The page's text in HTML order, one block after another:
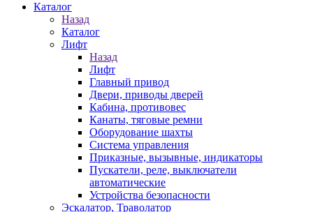
Каталог
Назад
Каталог
Лифт
Назад
Лифт
Главный привод
Двери, приводы дверей
Кабина, противовес
Канаты, тяговые ремни
Оборудование шахты
Система управления
Приказные, вызывные, индикаторы
Пускатели, реле, выключатели
автоматические
Устройства безопасности
Эскалатор, Траволатор